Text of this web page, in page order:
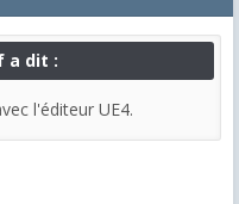
a dit :
l'éditeur UE4.